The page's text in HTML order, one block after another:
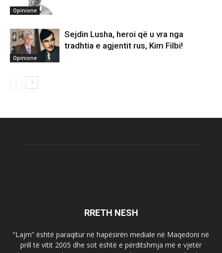
Opinione
Opinione
Sejdin Lusha, heroi që u vra nga
tradhtia e agjentit rus, Kim Filbi!
RRETH NESH
“Lajm” është paraqitur në hapësirën mediale në Maqedoni në
prill të vitit 2005 dhe sot është e përditshmja më e vjetër